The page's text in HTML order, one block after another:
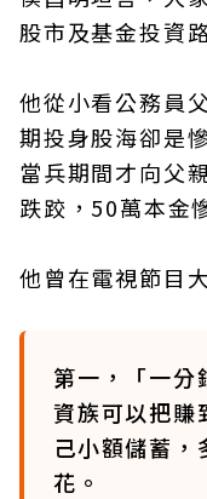
股市及基金投資
他從小看公務員
期投身股海卻是
當兵期間才向父
跌跤，50萬本金
他曾在電視節目
第一，「一分
資族可以把賺
己小額儲蓄，
花。